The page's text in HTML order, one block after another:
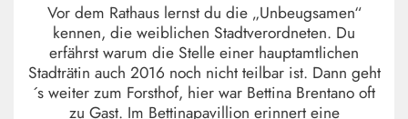
Vor dem Rathaus lernst du die „Unbeugsamen“
kennen, die weiblichen Stadtverordneten. Du
erfährst warum die Stelle einer hauptamtlichen
Stadträtin auch 2016 noch nicht teilbar ist. Dann geht
´s weiter zum Forsthof, hier war Bettina Brentano oft
zu Gast. Im Bettinapavillion erinnert eine